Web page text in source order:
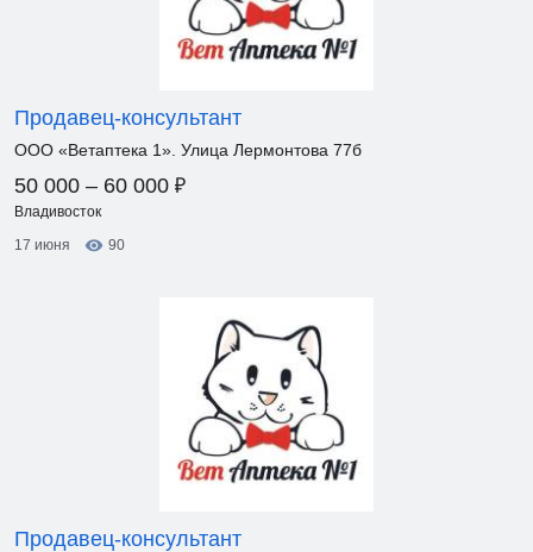
Продавец-консультант
ООО «Ветаптека 1». Улица Лермонтова 77б
50 000 – 60 000 ₽
Владивосток
17 июня
90
Продавец-консультант